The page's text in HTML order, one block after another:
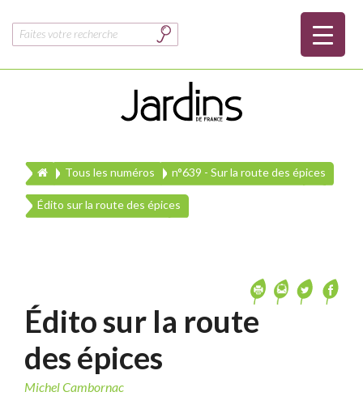
Rechercher :
Tous les numéros n°639 - Sur la route des épices
Édito sur la route des épices
Édito sur la route
des épices
Michel Cambornac